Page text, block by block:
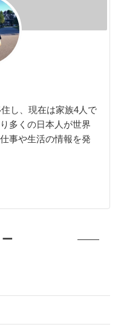
し、現在は家族4人で
多くの日本人が世界
事や生活の情報を発